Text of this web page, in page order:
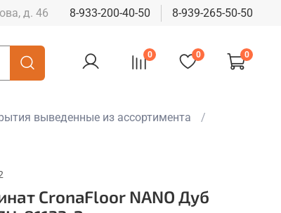
д. 46 8-933-200-40-50 8-939-265-50-50
0 0 0
выведенные из ассортимента
CronaFloor NANO Дуб